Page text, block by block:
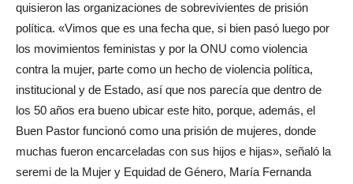
quisieron las organizaciones de sobrevivientes de prisión
política. «Vimos que es una fecha que, si bien pasó luego por
los movimientos feministas y por la ONU como violencia
contra la mujer, parte como un hecho de violencia política,
institucional y de Estado, así que nos parecía que dentro de
los 50 años era bueno ubicar este hito, porque, además, el
Buen Pastor funcionó como una prisión de mujeres, donde
muchas fueron encarceladas con sus hijos e hijas», señaló la
seremi de la Mujer y Equidad de Género, María Fernanda